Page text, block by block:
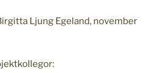
Ljung Egeland, november